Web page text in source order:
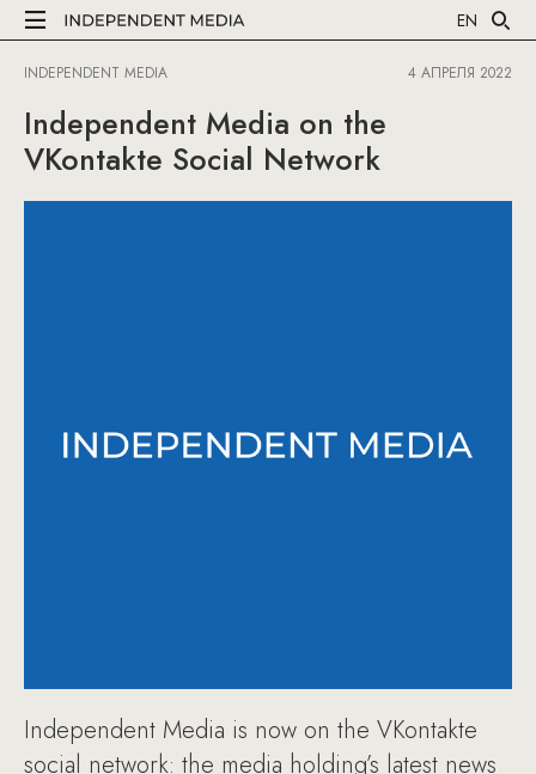
EN
INDEPENDENT MEDIA 4 АПРЕЛЯ 2022
Independent Media on the
VKontakte Social Network
Independent Media is now on the VKontakte
social network: the media holding’s latest news